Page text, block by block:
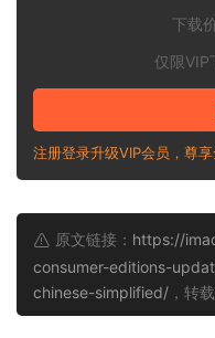
下载
仅限VIP
注册登录升级VIP会员，尊
原文链接： https://
consumer-editions-
chinese-simplified/ ，转